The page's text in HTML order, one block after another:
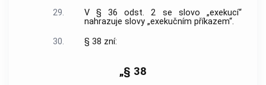
29.
V § 36 odst. 2 se slovo „exekucí“
nahrazuje slovy „exekučním příkazem“.
30.
§ 38 zní:
„§ 38